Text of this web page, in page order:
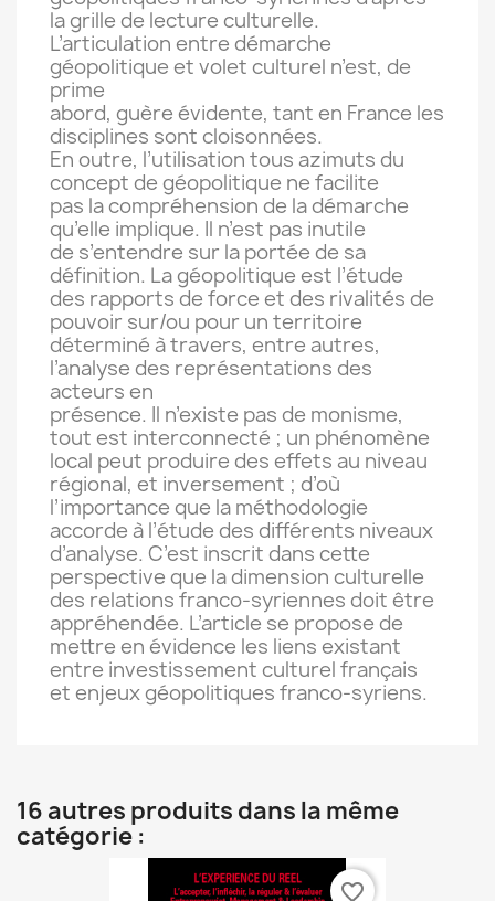
la grille de lecture culturelle.
L’articulation entre démarche
géopolitique et volet culturel n’est, de
prime
abord, guère évidente, tant en France les
disciplines sont cloisonnées.
En outre, l’utilisation tous azimuts du
concept de géopolitique ne facilite
pas la compréhension de la démarche
qu’elle implique. Il n’est pas inutile
de s’entendre sur la portée de sa
définition. La géopolitique est l’étude
des rapports de force et des rivalités de
pouvoir sur/ou pour un territoire
déterminé à travers, entre autres,
l’analyse des représentations des
acteurs en
présence. Il n’existe pas de monisme,
tout est interconnecté ; un phénomène
local peut produire des effets au niveau
régional, et inversement ; d’où
l’importance que la méthodologie
accorde à l’étude des différents niveaux
d’analyse. C’est inscrit dans cette
perspective que la dimension culturelle
des relations franco-syriennes doit être
appréhendée. L’article se propose de
mettre en évidence les liens existant
entre investissement culturel français
et enjeux géopolitiques franco-syriens.
16 autres produits dans la même
catégorie :
favorite_border